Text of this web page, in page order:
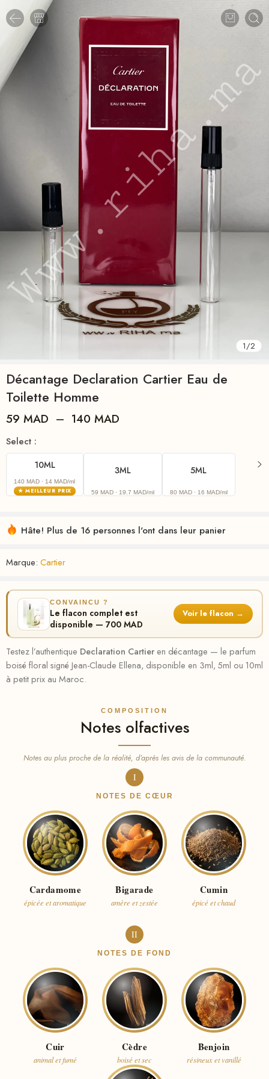
1/2
Décantage Declaration Cartier Eau de
Toilette Homme
59 MAD – 140 MAD
Select :
10ML
140 MAD · 14 MAD/ml
★ MEILLEUR PRIX
3ML
59 MAD· 19.7 MAD/ml
5ML
80 MAD· 16 MAD/ml
Hâte! Plus de 16 personnes l'ont dans leur panier
Marque: Cartier
CONVAINCU ?
Le flacon complet est
disponible — 700 MAD
Voir le flacon →
Testez l’authentique Declaration Cartier en décantage — le parfum
boisé floral signé Jean-Claude Ellena, disponible en 3ml, 5ml ou 10ml
à petit prix au Maroc.
COMPOSITION
Notes olfactives
Notes au plus proche de la réalité, d’après les avis de la communauté.
I
NOTES DE CŒUR
Cardamome
épicée et aromatique
Bigarade
amère et zestée
Cumin
épicé et chaud
II
NOTES DE FOND
Cuir
animal et fumé
Cèdre
boisé et sec
Benjoin
résineux et vanillé